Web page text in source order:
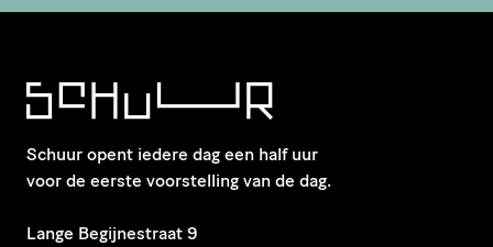
Schuur opent iedere dag een half uur
voor de eerste voorstelling van de dag.
​Lange Begijnestraat 9